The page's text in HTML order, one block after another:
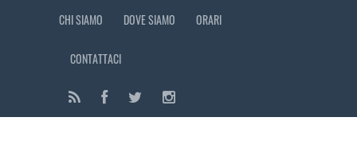
CHI SIAMO DOVE SIAMO ORARI
CONTATTACI